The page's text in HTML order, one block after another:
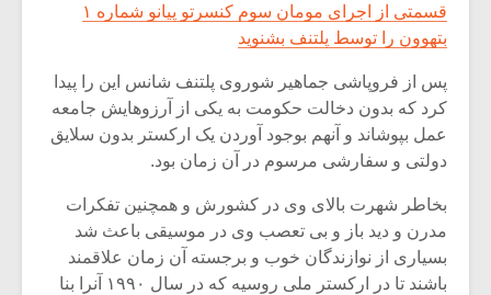
قسمتی از اجرای مومان سوم کنسرتو پیانو شماره ۱
بتهوون را توسط پلتنف بشنوید
پس از فروپاشی جماهیر شوروی پلتنف شانس این را پیدا
کرد که بدون دخالت حکومت به یکی از آرزوهایش جامعه
عمل بپوشاند و آنهم بوجود آوردن یک ارکستر بدون سلایق
دولتی و سفارشی مرسوم در آن زمان بود.
بخاطر شهرت بالای وی در کشورش و همچنین تفکرات
مدرن و دید باز و بی تعصب وی در موسیقی باعث شد
بسیاری از نوازندگان خوب و برجسته آن زمان علاقمند
باشند تا در ارکستر ملی روسیه که در سال ۱۹۹۰ آنرا بنا
اگر نمی توانی
مشهورترین باشی،
بدنام ترین باش